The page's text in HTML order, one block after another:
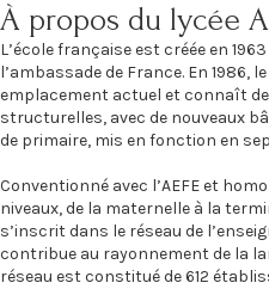
À propos du lycée
L’école française est créée en
l’ambassade de France. En 1986,
emplacement actuel et connaît
structurelles, avec de nouveaux
de primaire, mis en fonction en
Conventionné avec l’AEFE et
niveaux, de la maternelle à la
s’inscrit dans le réseau de
contribue au rayonnement de la
réseau est constitué de 612